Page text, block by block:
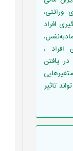
وراثتی،
افراد
،
یافتن
تاثیر